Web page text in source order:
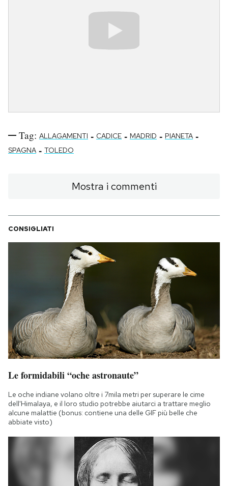
Tag: ALLAGAMENTI - CADICE - MADRID - PIANETA -
SPAGNA - TOLEDO
Mostra i commenti
CONSIGLIATI
Le formidabili “oche astronaute”
Le oche indiane volano oltre i 7mila metri per superare le cime
dell'Himalaya, e il loro studio potrebbe aiutarci a trattare meglio
alcune malattie (bonus: contiene una delle GIF più belle che
abbiate visto)